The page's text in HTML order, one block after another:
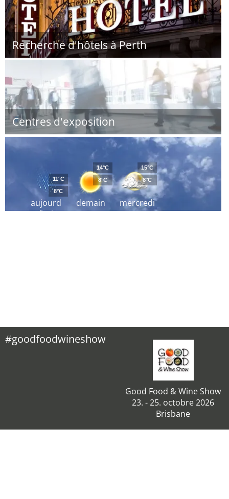
Recherche d'hôtels à Perth
Centres d'exposition
aujourd
´hui
11°C
8°C
demain
14°C
8°C
mercredi
15°C
8°C
#goodfoodwineshow
Good Food & Wine Show
23. - 25. octobre 2026
Brisbane